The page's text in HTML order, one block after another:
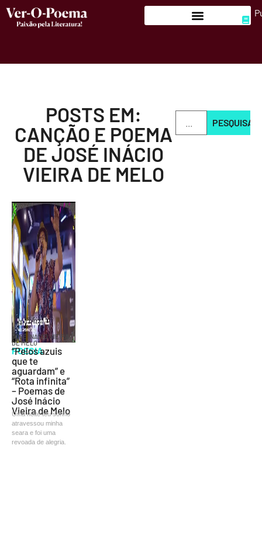
POSTS EM:
CANÇÃO E POEMA
DE JOSÉ INÁCIO
VIEIRA DE MELO
PESQUISAR
JOSÉ INÁCIO VIEIRA
DE MELO
POESIA
“Pelos azuis
que te
aguardam” e
“Rota infinita”
– Poemas de
José Inácio
Vieira de Melo
Uma noite teu sonho
atravessou minha
seara e foi uma
revoada de alegria.